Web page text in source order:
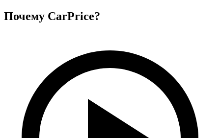
Почему CarPrice?